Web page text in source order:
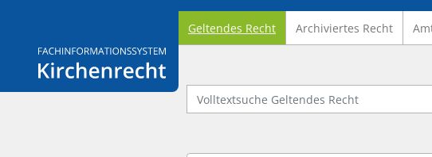
Logo Fachinformationssystem Kirchenrecht
Geltendes Recht Archiviertes Recht
Volltextsuche Geltendes Recht